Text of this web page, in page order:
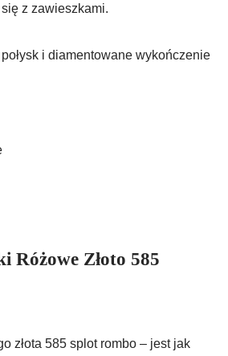
z zawieszkami.
i diamentowane wykończenie
Różowe Złoto 585
złota 585 splot rombo – jest jak